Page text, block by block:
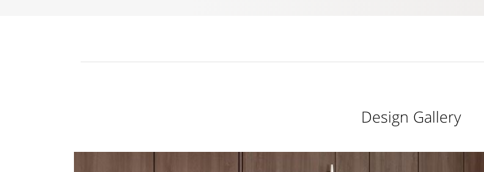
Design Gallery